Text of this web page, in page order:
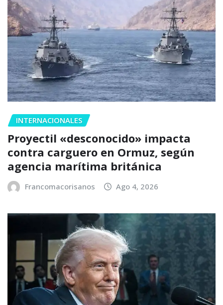
INTERNACIONALES
Proyectil «desconocido» impacta
contra carguero en Ormuz, según
agencia marítima británica
Francomacorisanos Ago 4, 2026